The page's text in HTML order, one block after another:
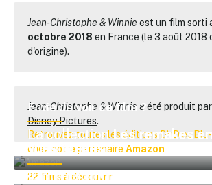
Jean-Christophe & Winnie est un film sorti
octobre 2018 en France (le 3 août 2018
d'origine).
Jean-Christophe & Winnie a été produit par
Disney Pictures.
Envie devoir ce film ?
Retrouvez toutes les éditions DVD et
chez notre partenaire Amazon
La collectionLes remakes
vues réelles
22 films à découvrir
La collectionWinnie l'Ourson